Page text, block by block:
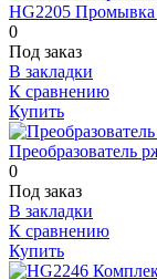
HG2205 Промывка
0
Под заказ
В закладки
К сравнению
Купить
Преобразователь
0
Под заказ
В закладки
К сравнению
Купить